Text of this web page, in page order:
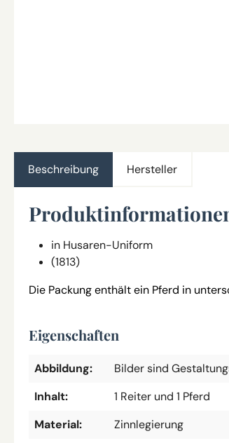
Beschreibung Hersteller
in Husaren-Uniform
(1813)
Die Packung enthält ein Pferd in
Eigenschaften
Abbildung:
Bilder sind
Inhalt:
1 Reiter und 1 Pferd
Material:
Zinnlegierung